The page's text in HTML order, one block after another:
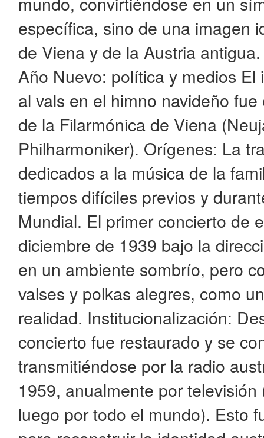
específica, sino de una imagen
de Viena y de la Austria
Año Nuevo: política y medios
al vals en el himno navideño
de la Filarmónica de Viena
Philharmoniker). Orígenes: La
dedicados a la música de la
tiempos difíciles previos y
Mundial. El primer concierto de
diciembre de 1939 bajo la
en un ambiente sombrío, pero
valses y polkas alegres, como
realidad. Institucionalización:
concierto fue restaurado y se
transmitiéndose por la radio
1959, anualmente por
luego por todo el mundo). Esto